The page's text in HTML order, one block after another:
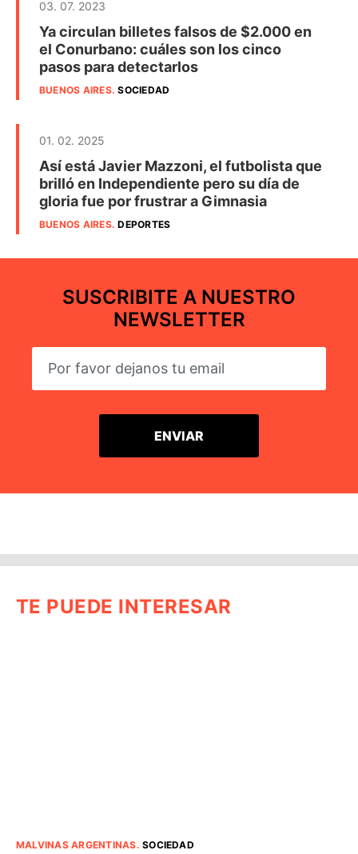
03. 07. 2023
Ya circulan billetes falsos de $2.000 en
el Conurbano: cuáles son los cinco
pasos para detectarlos
BUENOS AIRES.SOCIEDAD
01. 02. 2025
Así está Javier Mazzoni, el futbolista que
brilló en Independiente pero su día de
gloria fue por frustrar a Gimnasia
BUENOS AIRES.DEPORTES
SUSCRIBITE A NUESTRO
NEWSLETTER
TE PUEDE INTERESAR
MALVINAS ARGENTINAS.SOCIEDAD